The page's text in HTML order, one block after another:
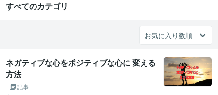
すべてのカテゴリ
ネガティブな心をポジティブな心に 変える
方法
記事